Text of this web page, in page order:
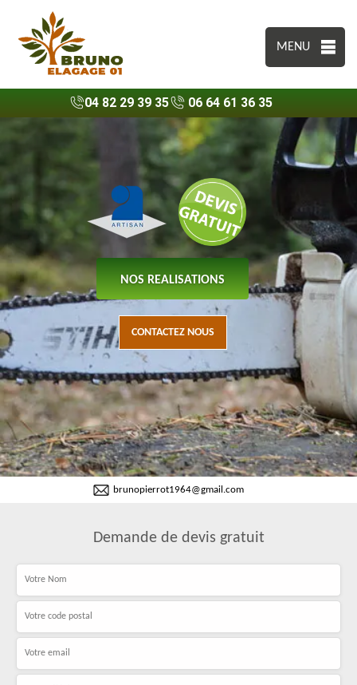
MENU
04 82 29 39 35 06 64 61 36 35
NOS REALISATIONS
CONTACTEZ NOUS
brunopierrot1964@gmail.com
Demande de devis gratuit